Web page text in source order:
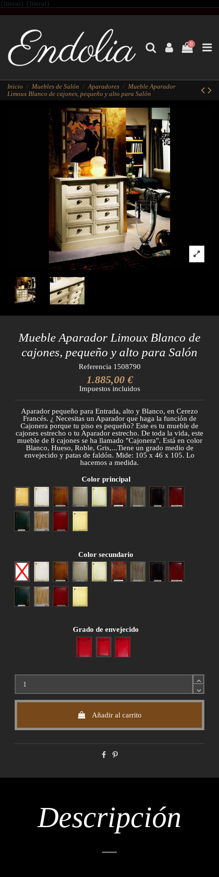
{literal} {literal}
0
Inicio Muebles de Salón Aparadores
Mueble Aparador
Limoux Blanco de cajones, pequeño y alto para Salón
Mueble Aparador Limoux Blanco de
cajones, pequeño y alto para Salón
Referencia 1508790
1.885,00 €
Impuestos incluidos
Aparador pequeño para Entrada, alto y Blanco, en Cerezo
Francés. ¿ Necesitas un Aparador que haga la función de
Cajonera porque tu piso es pequeño? Este es tu mueble de
cajones estrecho o tu Aparador estrecho. De toda la vida, este
mueble de 8 cajones se ha llamado "Cajonera". Está en color
Blanco, Hueso, Roble, Gris,...Tiene un grado medio de
envejecido y patas de faldón. Mide: 105 x 46 x 105. Lo
hacemos a medida.
Color principal
Blanco Cerezo anticuario
Gris patinado
Hueso Nogal anticuario
Patina grisPatina negra
Patina verdeRoble patinado
Color secundario
NingunoBlanco Cerezo anticuario
Gris patinado
Hueso Nogal anticuario
Patina grisPatina negra
Patina verdeRoble patinado
Grado de envejecido
Poco envejecidoMedio envejecido
Muy envejecido
Añadir al carrito
Descripción